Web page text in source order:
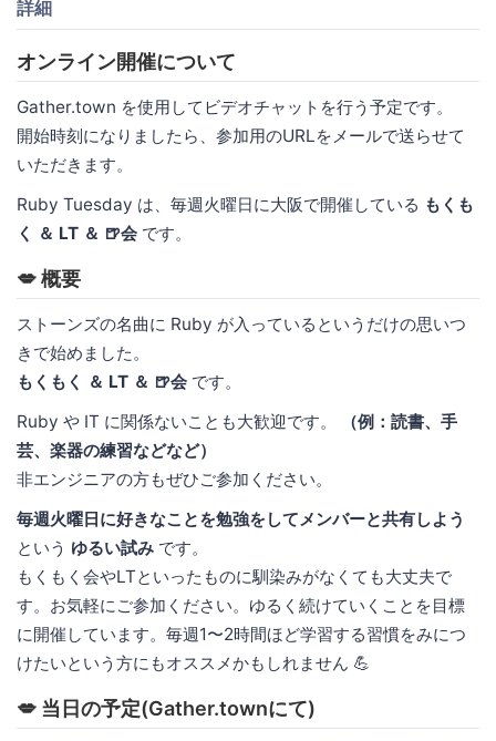
詳細
オンライン開催について
Gather.town を使用してビデオチャットを行う予定です。
開始時刻になりましたら、参加用のURLをメールで送らせて
いただきます。
Ruby Tuesday は、毎週火曜日に大阪で開催している もくも
く ＆ LT ＆ 🍺会 です。
💋 概要
ストーンズの名曲に Ruby が入っているというだけの思いつ
きで始めました。
もくもく ＆ LT ＆ 🍺会 です。
Ruby や IT に関係ないことも大歓迎です。
（例：読書、手
芸、楽器の練習などなど）
非エンジニアの方もぜひご参加ください。
毎週火曜日に好きなことを勉強をしてメンバーと共有しよう
という ゆるい試み です。
もくもく会やLTといったものに馴染みがなくても大丈夫で
す。お気軽にご参加ください。ゆるく続けていくことを目標
に開催しています。毎週1〜2時間ほど学習する習慣をみにつ
けたいという方にもオススメかもしれません 💪
💋 当日の予定(Gather.townにて)